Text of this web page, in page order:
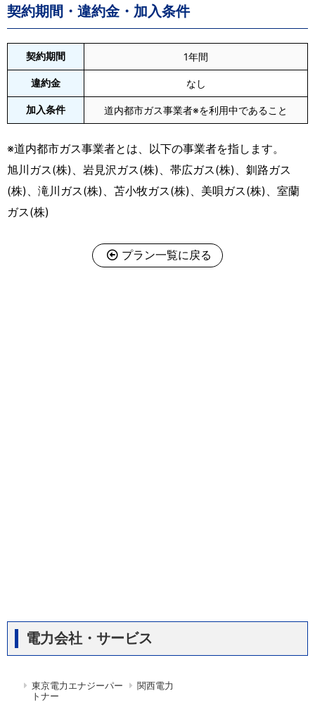
契約期間・違約金・加入条件
契約期間 1年間
違約金 なし
加入条件 道内都市ガス事業者※を利用中であること
※道内都市ガス事業者とは、以下の事業者を指します。
旭川ガス(株)、岩見沢ガス(株)、帯広ガス(株)、釧路ガス
(株)、滝川ガス(株)、苫小牧ガス(株)、美唄ガス(株)、室蘭
ガス(株)
プラン一覧に戻る
電力会社・サービス
東京電力エナジーパー
トナー
関西電力